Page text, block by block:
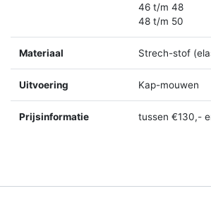
46 t/m 48
48 t/m 50
Materiaal Strech-stof
Uitvoering Kap-mouwen
Prijsinformatie tussen €130,-